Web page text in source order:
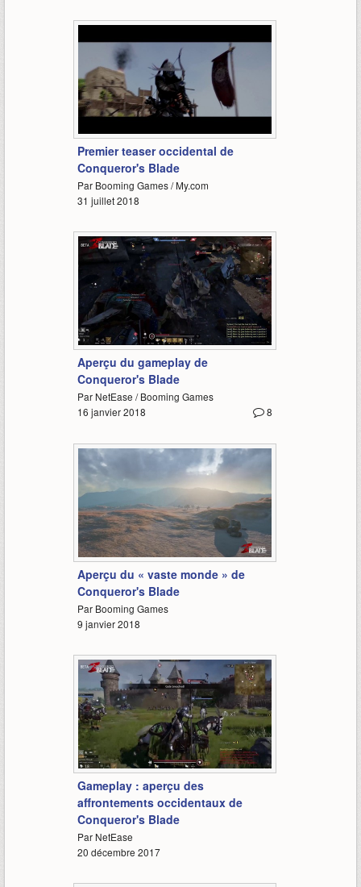
Premier teaser occidental de
Conqueror's Blade
Par Booming Games / My.com
31 juillet 2018
1:31
Aperçu du gameplay de
Conqueror's Blade
Par NetEase / Booming Games
8
16 janvier 2018
0:37
Aperçu du « vaste monde » de
Conqueror's Blade
Par Booming Games
9 janvier 2018
3:41
Gameplay : aperçu des
affrontements occidentaux de
Conqueror's Blade
Par NetEase
20 décembre 2017